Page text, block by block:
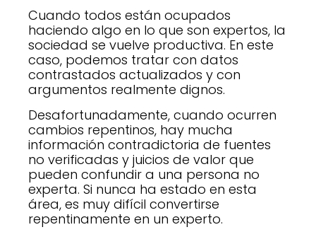
Cuando todos están ocupados
haciendo algo en lo que son expertos, la
sociedad se vuelve productiva. En este
caso, podemos tratar con datos
contrastados actualizados y con
argumentos realmente dignos.
Desafortunadamente, cuando ocurren
cambios repentinos, hay mucha
información contradictoria de fuentes
no verificadas y juicios de valor que
pueden confundir a una persona no
experta. Si nunca ha estado en esta
área, es muy difícil convertirse
repentinamente en un experto.